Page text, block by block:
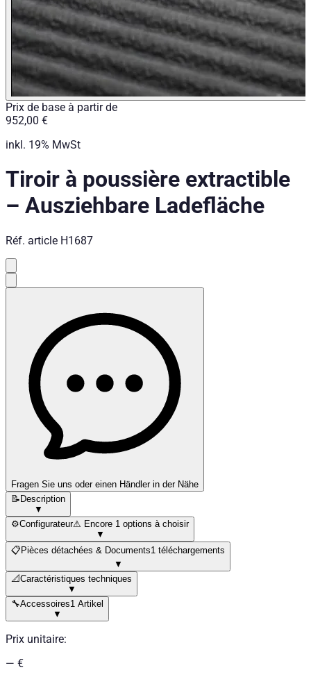
Prix de base à partir de
952,00 €
inkl. 19% MwSt
Tiroir à poussière extractible
– Ausziehbare Ladefläche
Réf. article H1687
Fragen Sie uns oder einen Händler in der Nähe
📝Description
▼
⚙️Configurateur⚠ Encore 1 options à choisir
▼
📋Pièces détachées & Documents1 téléchargements
▼
📐Caractéristiques techniques
▼
🔧Accessoires1 Artikel
▼
Prix unitaire:
— €